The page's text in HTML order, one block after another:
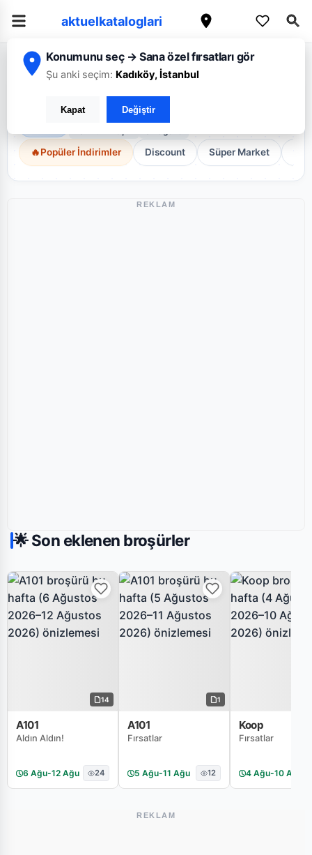
aktuelkataloglari
Konumunu seç → Sana özel fırsatları gör
Şu anki seçim: Kadıköy, İstanbul
Kapat Değiştir
Ana Sayfa/İzmir
İzmir Broşürleri
İzmir genelindeki en güncel fırsatlar.
🔥Popüler İndirimler Discount Süper Market
REKLAM
🌟 Son eklenen broşürler
14
A101
Aldın Aldın!
6 Ağu-12 Ağu 24
1
A101
Fırsatlar
5 Ağu-11 Ağu 12
Koop
Fırsatlar
4 Ağu-10 Ağu
REKLAM